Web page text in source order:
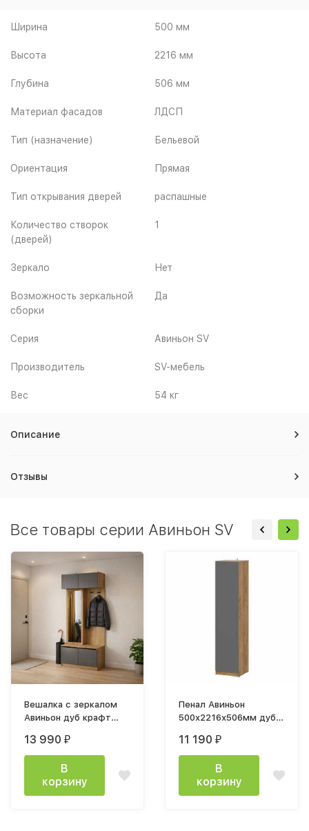
Ширина 500 мм
Высота 2216 мм
Глубина 506 мм
Материал фасадов ЛДСП
Тип (назначение) Бельевой
Ориентация Прямая
Тип открывания дверей распашные
Количество створок
(дверей)
1
Зеркало Нет
Возможность зеркальной
сборки
Да
Серия Авиньон SV
Производитель SV-мебель
Вес 54 кг
Описание
Отзывы
Все товары серии Авиньон SV
Вешалка с зеркалом
Авиньон дуб крафт
серый
13 990 ₽
В
корзину
Пенал Авиньон
500х2216х506мм дуб
графит серый
11 190 ₽
В
корзину